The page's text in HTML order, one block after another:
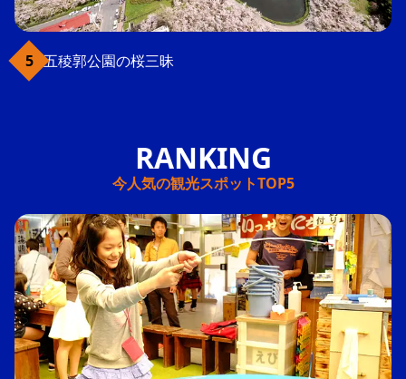
五稜郭公園の桜三昧
今人気の観光スポットTOP5